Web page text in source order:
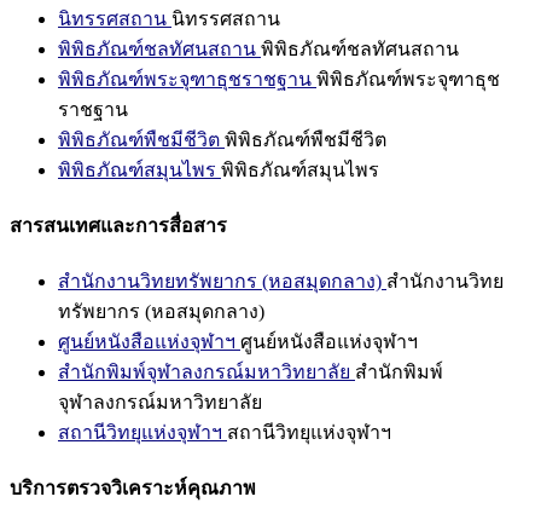
นิทรรศสถาน นิทรรศสถาน
พิพิธภัณฑ์ชลทัศนสถาน พิพิธภัณฑ์ชลทัศนสถาน
พิพิธภัณฑ์พระจุฑาธุชราชฐาน พิพิธภัณฑ์พระจุฑาธุช
ราชฐาน
พิพิธภัณฑ์พืชมีชีวิต พิพิธภัณฑ์พืชมีชีวิต
พิพิธภัณฑ์สมุนไพร พิพิธภัณฑ์สมุนไพร
สารสนเทศและการสื่อสาร
สำนักงานวิทยทรัพยากร (หอสมุดกลาง) สำนักงานวิทย
ทรัพยากร (หอสมุดกลาง)
ศูนย์หนังสือแห่งจุฬาฯ ศูนย์หนังสือแห่งจุฬาฯ
สำนักพิมพ์จุฬาลงกรณ์มหาวิทยาลัย สำนักพิมพ์
จุฬาลงกรณ์มหาวิทยาลัย
สถานีวิทยุแห่งจุฬาฯ สถานีวิทยุแห่งจุฬาฯ
บริการตรวจวิเคราะห์คุณภาพ